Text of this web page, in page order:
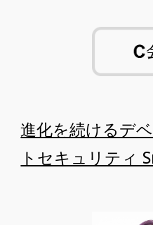
進化を続けるデ
トセキュリティ